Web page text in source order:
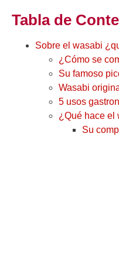
Tabla de
Sobre el wasabi
¿Cómo se
Su famoso
Wasabi
5 usos
¿Qué hace el
Su